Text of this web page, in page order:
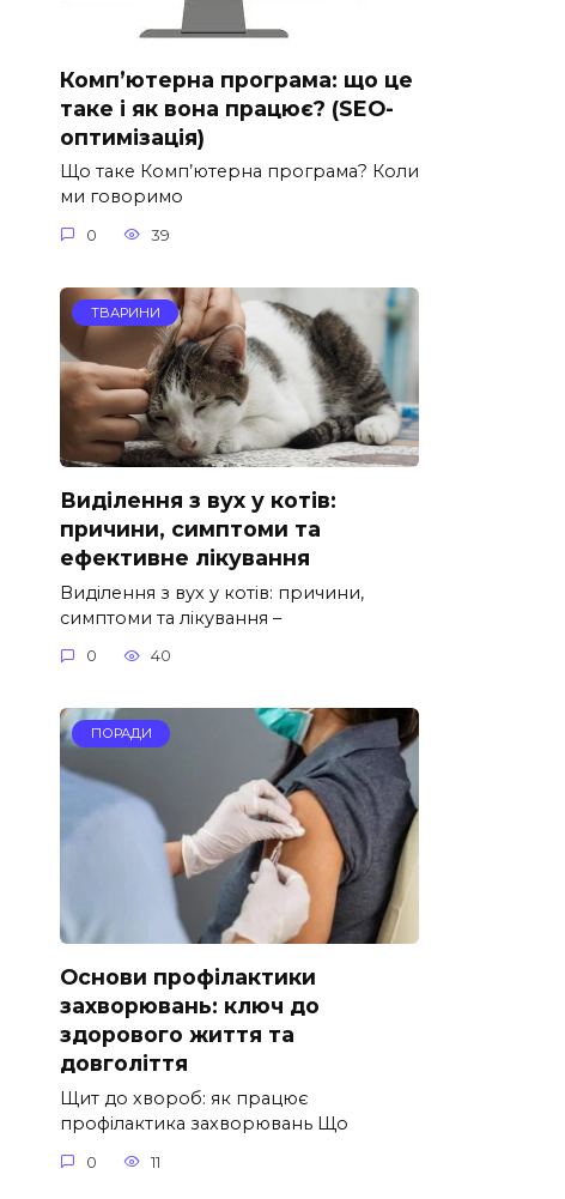
Комп’ютерна програма: що це
таке і як вона працює? (SEO-
оптимізація)
Що таке Комп’ютерна програма? Коли
ми говоримо
0 39
ТВАРИНИ
Виділення з вух у котів:
причини, симптоми та
ефективне лікування
Виділення з вух у котів: причини,
симптоми та лікування –
0 40
ПОРАДИ
Основи профілактики
захворювань: ключ до
здорового життя та
довголіття
Щит до хвороб: як працює
профілактика захворювань Що
0 11